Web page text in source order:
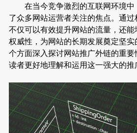
在当今竞争激烈的互联网环境中
了众多网站运营者关注的焦点。通过
不仅可以有效提升网站的流量，还
权威性，为网站的长期发展奠定坚
个方面深入探讨网站推广外链的重
读者更好地理解和运用这一强大的推